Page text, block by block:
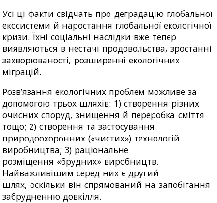
Усі ці факти свідчать про деградацію глобальної
екосистеми й наростання глобальної екологічної
кризи. Їхні соціальні наслідки вже тепер
виявляються в нестачі продовольства, зростанні
захворюваності, розширенні екологічних
міграцій.
Розв’язання екологічних проблем можливе за
допомогою трьох шляхів: 1) створення різних
очисних споруд, знищення й переробка сміття
тощо; 2) створення та застосування
природоохоронних («чистих») технологій
виробництва; 3) раціональне
розміщення «брудних» виробництв.
Найважливішим серед них є другий
шлях, оскільки він спрямований на запобігання
забрудненню довкілля.